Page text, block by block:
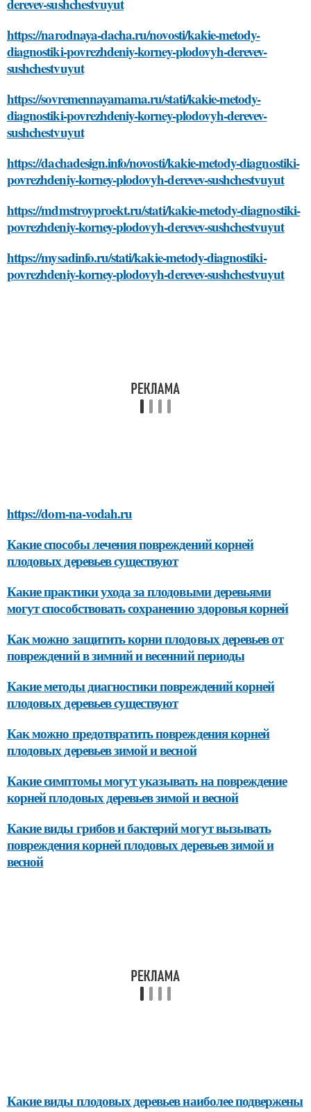
derevev-sushchestvuyut
https://narodnaya-dacha.ru/novosti/kakie-metody-
diagnostiki-povrezhdeniy-korney-plodovyh-derevev-
sushchestvuyut
https://sovremennayamama.ru/stati/kakie-metody-
diagnostiki-povrezhdeniy-korney-plodovyh-derevev-
sushchestvuyut
https://dachadesign.info/novosti/kakie-metody-diagnostiki-
povrezhdeniy-korney-plodovyh-derevev-sushchestvuyut
https://mdmstroyproekt.ru/stati/kakie-metody-diagnostiki-
povrezhdeniy-korney-plodovyh-derevev-sushchestvuyut
https://mysadinfo.ru/stati/kakie-metody-diagnostiki-
povrezhdeniy-korney-plodovyh-derevev-sushchestvuyut
https://dom-na-vodah.ru
Какие способы лечения повреждений корней
плодовых деревьев существуют
Какие практики ухода за плодовыми деревьями
могут способствовать сохранению здоровья корней
Как можно защитить корни плодовых деревьев от
повреждений в зимний и весенний периоды
Какие методы диагностики повреждений корней
плодовых деревьев существуют
Как можно предотвратить повреждения корней
плодовых деревьев зимой и весной
Какие симптомы могут указывать на повреждение
корней плодовых деревьев зимой и весной
Какие виды грибов и бактерий могут вызывать
повреждения корней плодовых деревьев зимой и
весной
Какие виды плодовых деревьев наиболее подвержены